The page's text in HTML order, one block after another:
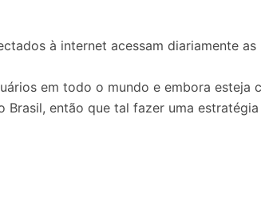
à internet acessam diariamente as
em todo o mundo e embora esteja
então que tal fazer uma